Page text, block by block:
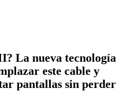
La nueva tecnología
este cable y
pantallas sin perder